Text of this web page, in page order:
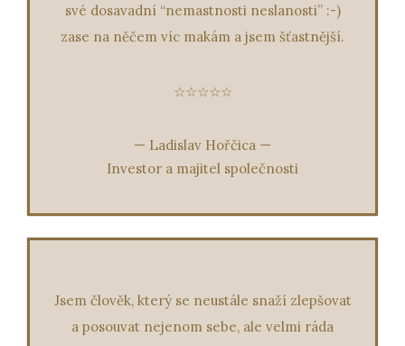
své dosavadní “nemastnosti neslanosti” :-)
zase na něčem víc makám a jsem šťastnější.
☆☆☆☆☆
— Ladislav Hořčica —
Investor a majitel společnosti
Jsem člověk, který se neustále snaží zlepšovat
a posouvat nejenom sebe, ale velmi ráda